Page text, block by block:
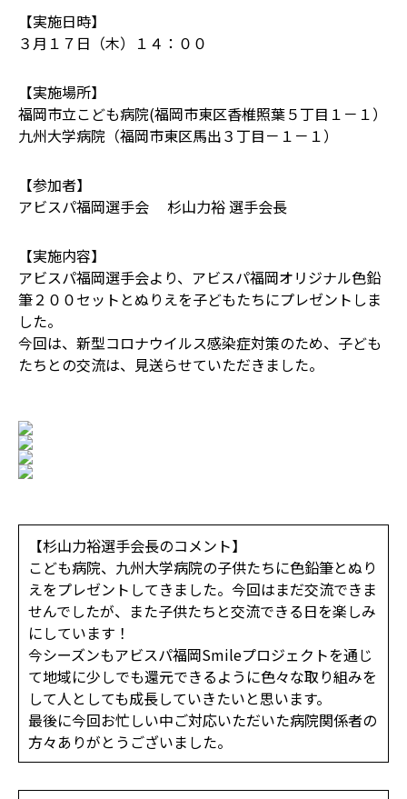
【実施日時】
３月１７日（木）１４：００
【実施場所】
福岡市立こども病院(福岡市東区香椎照葉５丁目１－１）
九州大学病院（福岡市東区馬出３丁目－１－１）
【参加者】
アビスパ福岡選手会 杉山力裕 選手会長
【実施内容】
アビスパ福岡選手会より、アビスパ福岡オリジナル色鉛
筆２００セットとぬりえを子どもたちにプレゼントしま
した。
今回は、新型コロナウイルス感染症対策のため、子ども
たちとの交流は、見送らせていただきました。
【杉山力裕選手会長のコメント】
こども病院、九州大学病院の子供たちに色鉛筆とぬり
えをプレゼントしてきました。今回はまだ交流できま
せんでしたが、また子供たちと交流できる日を楽しみ
にしています！
今シーズンもアビスパ福岡Smileプロジェクトを通じ
て地域に少しでも還元できるように色々な取り組みを
して人としても成長していきたいと思います。
最後に今回お忙しい中ご対応いただいた病院関係者の
方々ありがとうございました。